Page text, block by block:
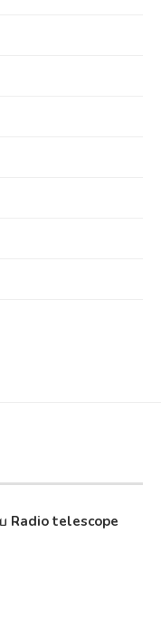
Radio telescope